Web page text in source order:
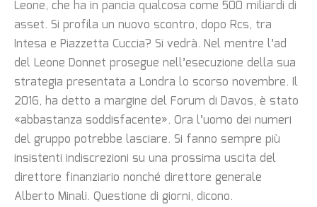
Leone, che ha in pancia qualcosa come 500 miliardi di
asset. Si profila un nuovo scontro, dopo Rcs, tra
Intesa e Piazzetta Cuccia? Si vedrà. Nel mentre l’ad
del Leone Donnet prosegue nell’esecuzione della sua
strategia presentata a Londra lo scorso novembre. Il
2016, ha detto a margine del Forum di Davos, è stato
«abbastanza soddisfacente». Ora l’uomo dei numeri
del gruppo potrebbe lasciare. Si fanno sempre più
insistenti indiscrezioni su una prossima uscita del
direttore finanziario nonché direttore generale
Alberto Minali. Questione di giorni, dicono.